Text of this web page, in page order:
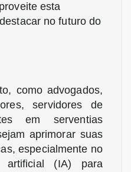
esta
no futuro do
como advogados,
servidores de
em serventias
aprimorar suas
especialmente no
artificial (IA) para